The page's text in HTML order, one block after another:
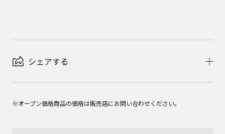
シェアする
※オープン価格商品の価格は販売店にお問い合わせください。